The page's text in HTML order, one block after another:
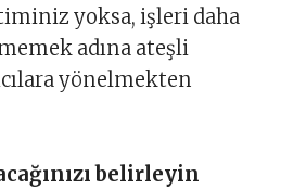
yoksa, işleri daha
adına ateşli
yönelmekten
belirleyin